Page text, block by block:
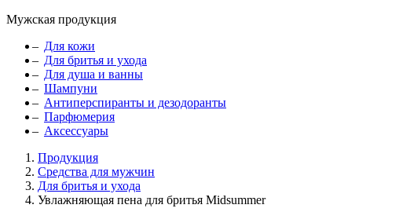
Мужская продукция
Для кожи
Для бритья и ухода
Для душа и ванны
Шампуни
Антиперспиранты и дезодоранты
Парфюмерия
Аксессуары
Продукция
Средства для мужчин
Для бритья и ухода
Увлажняющая пена для бритья Midsummer